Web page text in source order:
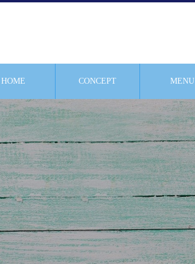
HOME CONCEPT MENU